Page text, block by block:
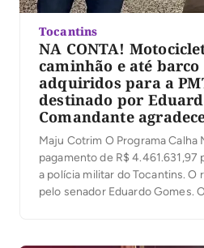
Tocantins
NA CONTA!
caminhão e até barco
adquiridos para a
destinado por
Comandante
Maju Cotrim O Programa Calha
pagamento de R$ 4.461.631,97
a polícia militar do Tocantins.
pelo senador Eduardo Gomes.
de um barco […]